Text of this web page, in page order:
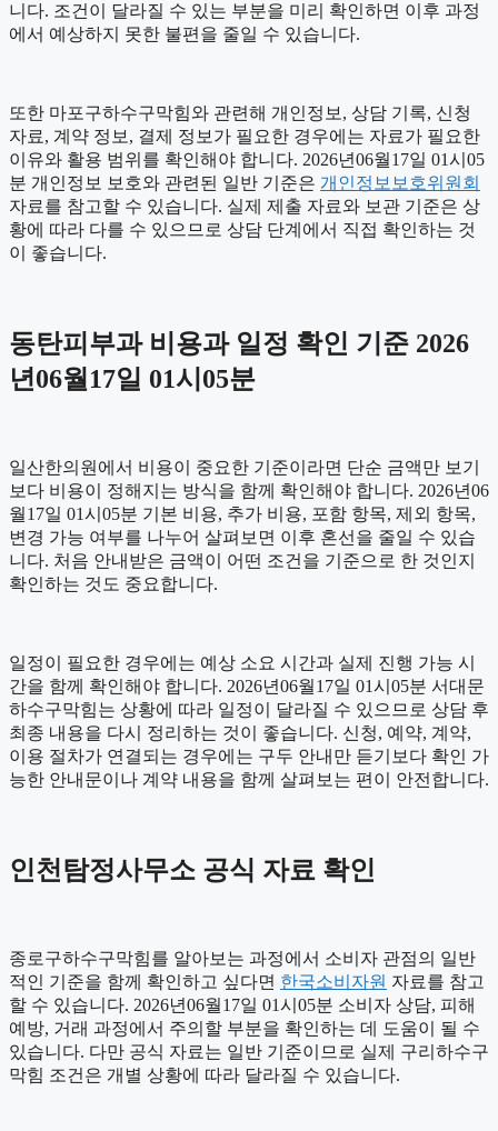
니다. 조건이 달라질 수 있는 부분을 미리 확인하면 이후 과정
에서 예상하지 못한 불편을 줄일 수 있습니다.
또한 마포구하수구막힘와 관련해 개인정보, 상담 기록, 신청
자료, 계약 정보, 결제 정보가 필요한 경우에는 자료가 필요한
이유와 활용 범위를 확인해야 합니다. 2026년06월17일 01시05
분 개인정보 보호와 관련된 일반 기준은 개인정보보호위원회
자료를 참고할 수 있습니다. 실제 제출 자료와 보관 기준은 상
황에 따라 다를 수 있으므로 상담 단계에서 직접 확인하는 것
이 좋습니다.
동탄피부과 비용과 일정 확인 기준 2026
년06월17일 01시05분
일산한의원에서 비용이 중요한 기준이라면 단순 금액만 보기
보다 비용이 정해지는 방식을 함께 확인해야 합니다. 2026년06
월17일 01시05분 기본 비용, 추가 비용, 포함 항목, 제외 항목,
변경 가능 여부를 나누어 살펴보면 이후 혼선을 줄일 수 있습
니다. 처음 안내받은 금액이 어떤 조건을 기준으로 한 것인지
확인하는 것도 중요합니다.
일정이 필요한 경우에는 예상 소요 시간과 실제 진행 가능 시
간을 함께 확인해야 합니다. 2026년06월17일 01시05분 서대문
하수구막힘는 상황에 따라 일정이 달라질 수 있으므로 상담 후
최종 내용을 다시 정리하는 것이 좋습니다. 신청, 예약, 계약,
이용 절차가 연결되는 경우에는 구두 안내만 듣기보다 확인 가
능한 안내문이나 계약 내용을 함께 살펴보는 편이 안전합니다.
인천탐정사무소 공식 자료 확인
종로구하수구막힘를 알아보는 과정에서 소비자 관점의 일반
적인 기준을 함께 확인하고 싶다면 한국소비자원 자료를 참고
할 수 있습니다. 2026년06월17일 01시05분 소비자 상담, 피해
예방, 거래 과정에서 주의할 부분을 확인하는 데 도움이 될 수
있습니다. 다만 공식 자료는 일반 기준이므로 실제 구리하수구
막힘 조건은 개별 상황에 따라 달라질 수 있습니다.